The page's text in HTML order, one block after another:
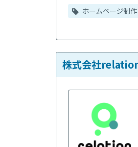
ホームページ制作
株式会社